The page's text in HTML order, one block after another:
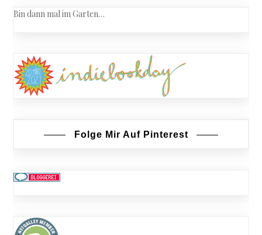
Bin dann mal im Garten…
Folge Mir Auf Pinterest